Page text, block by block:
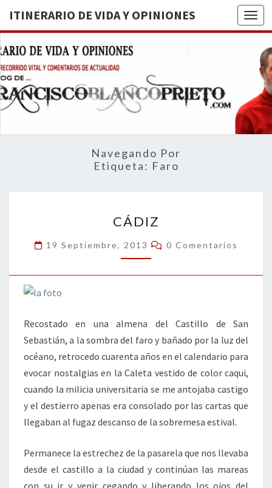
ITINERARIO DE VIDA Y OPINIONES
DE
BREVE
RECORRIDO
VITAL Y
ACTUALIDAD
Navegando Por
Etiqueta: Faro
CÁDIZ
19 Septiembre, 2013 Comentarios
0 Comentarios
Recostado en una almena del Castillo de San
Sebastián, a la sombra del faro y bañado por la luz del
océano, retrocedo cuarenta años en el calendario para
evocar nostalgias en la Caleta vestido de color caqui,
cuando la milicia universitaria se me antojaba castigo
y el destierro apenas era consolado por las cartas que
llegaban al fugaz descanso de la sobremesa estival.
Permanece la estrechez de la pasarela que nos llevaba
desde el castillo a la ciudad y continúan las mareas
con su ir y venir cegando y liberando los ojos del